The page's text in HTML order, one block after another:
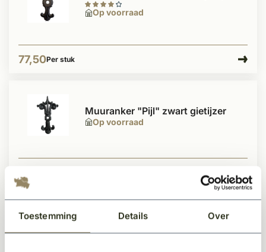
Toestemming Details Over
Op voorraad
77,50Per stuk
Op voorraad
Muuranker "Pijl" zwart gietijzer